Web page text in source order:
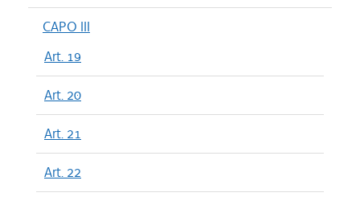
CAPO III
Art. 19
Art. 20
Art. 21
Art. 22